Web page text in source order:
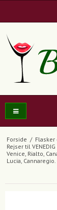
Forside /
Rejser til
Venice, Rialto,
Lucia, Cannaregio.